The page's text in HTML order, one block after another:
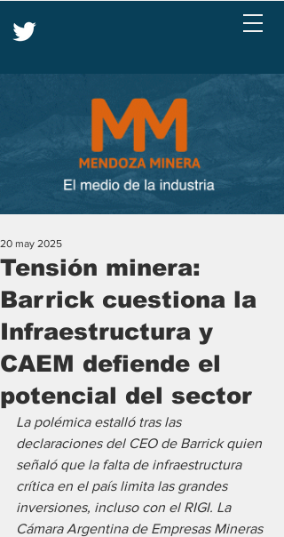
Tensión minera:
Barrick cuestiona la
Infraestructura y
CAEM defiende el
potencial del sector
20 may 2025
La polémica estalló tras las
declaraciones del CEO de Barrick quien
señaló que la falta de infraestructura
crítica en el país limita las grandes
inversiones, incluso con el RIGI. La
Cámara Argentina de Empresas Mineras